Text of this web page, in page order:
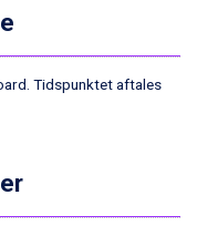
Tidspunktet aftales